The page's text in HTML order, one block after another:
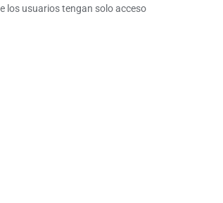
los usuarios tengan solo acceso